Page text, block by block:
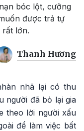
bóc lột, cưỡng
được trả tự
rất lớn.
Thanh Hương
nhã lại có thu
người đã bỏ lại gia
theo lời người xấu
để làm việc bất